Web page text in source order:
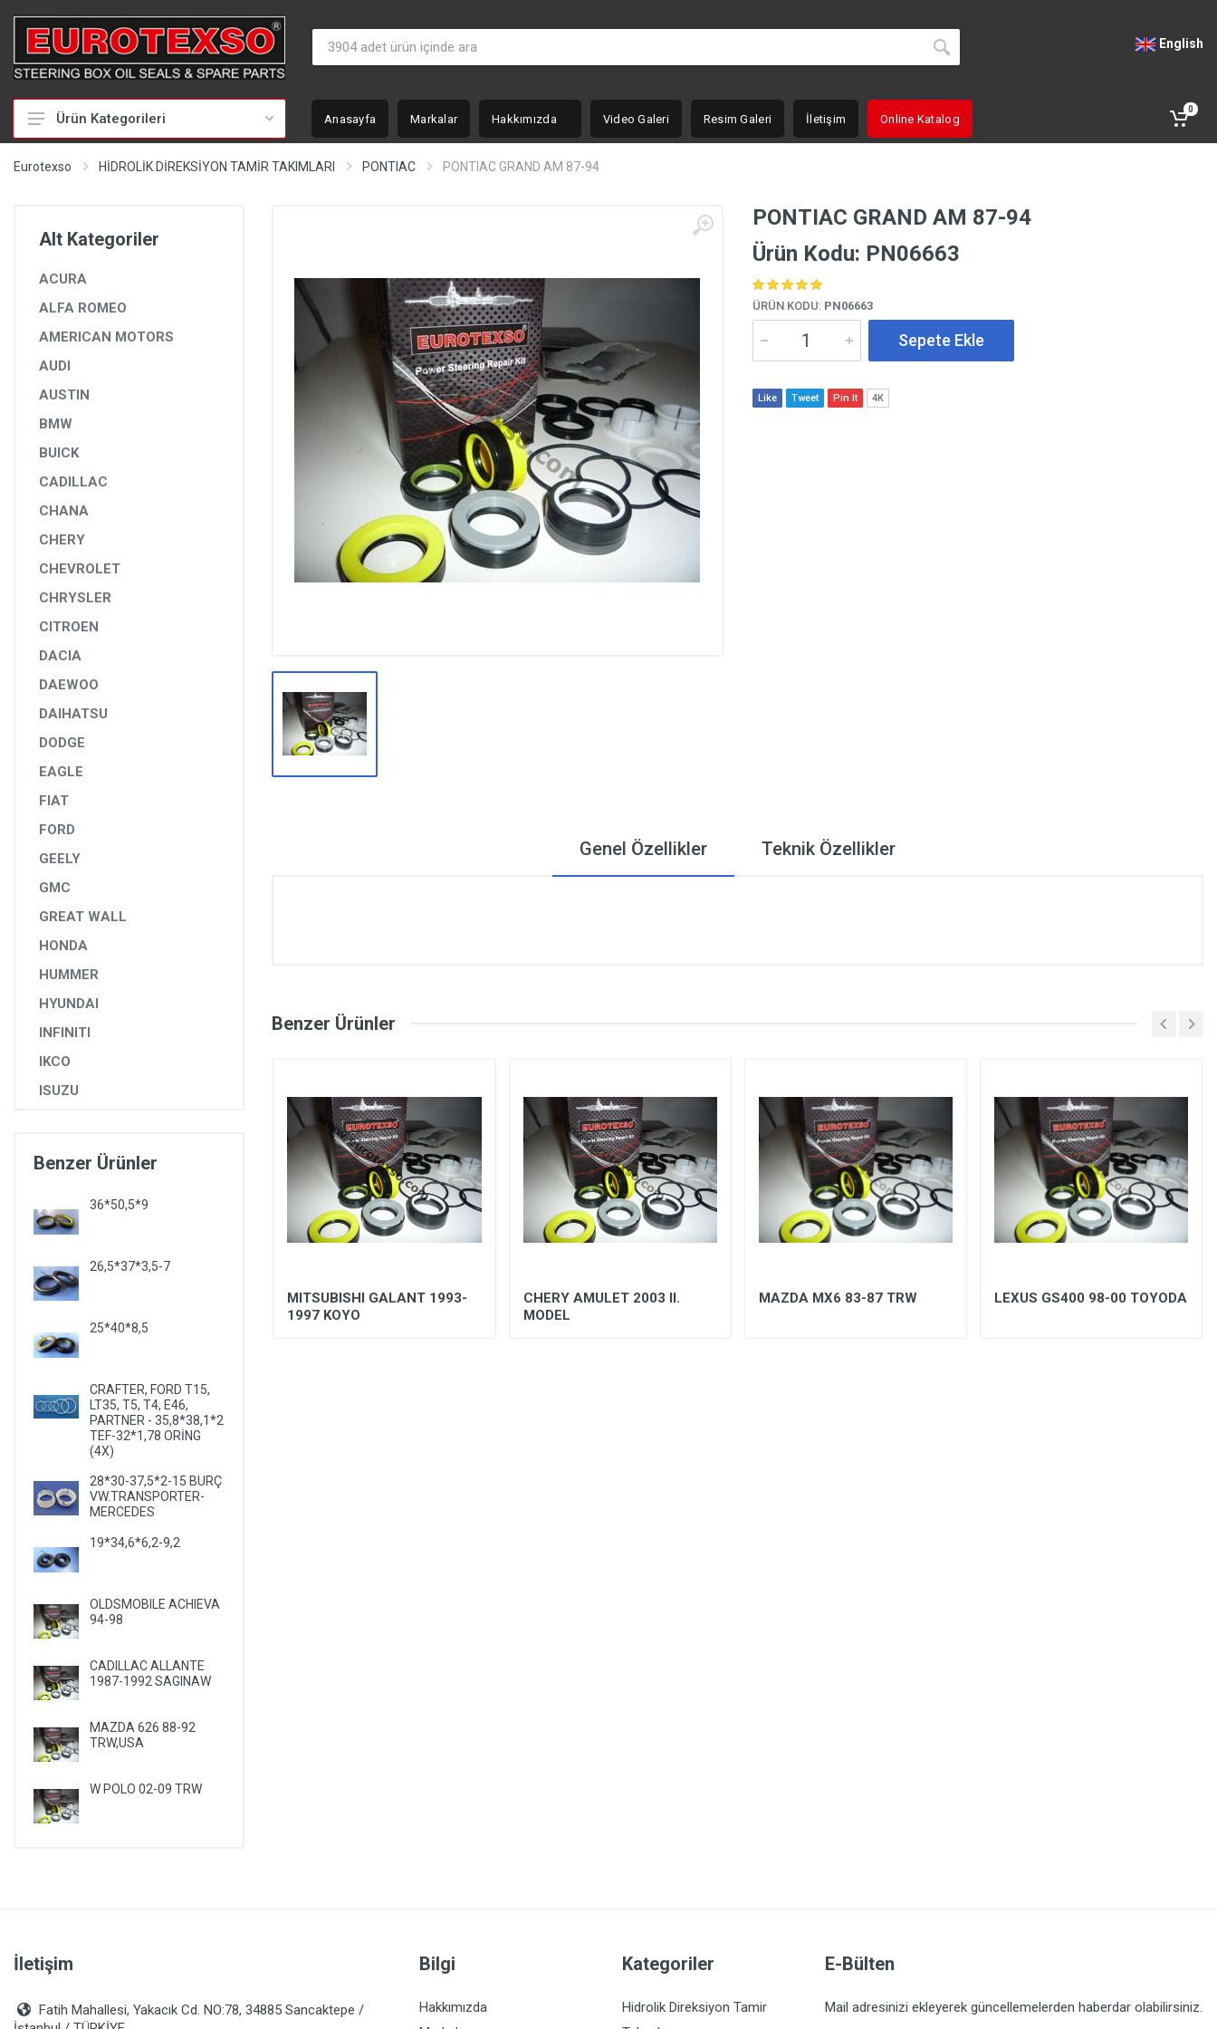
English
HİDROLİK DİREKSİYON TAMİR TAKIMLARI
POMPA YEDEK PARÇALARI
DİĞER YEDEK PARÇALAR
EPS YEDEK PARÇALARI
RULMANLAR
KÖRÜK VE KELEPÇELER
Ürün Kategorileri Anasayfa Markalar Hakkımızda Video Galeri Resim Galeri İletişim Online Katalog
0
Eurotexso HİDROLİK DİREKSİYON TAMİR TAKIMLARI PONTIAC PONTIAC GRAND AM 87-94
Alt Kategoriler
ACURA
ALFA ROMEO
AMERICAN MOTORS
AUDI
AUSTIN
BMW
BUICK
CADILLAC
CHANA
CHERY
CHEVROLET
CHRYSLER
CITROEN
DACIA
DAEWOO
DAIHATSU
DODGE
EAGLE
FIAT
FORD
GEELY
GMC
GREAT WALL
HONDA
HUMMER
HYUNDAI
INFINITI
IKCO
ISUZU
KIA
LANCIA
LAND ROVER
LEXUS
LINCOLN
MASERATI
MAZDA
MERCEDES
MITSUBISHI
OLDSMOBILE
PEUGEOT
PLYMOUTH
PONTIAC
PORSCHE
RENAULT
ROVER
SAAB
SATURN
SUBARU
TALBOT
Benzer Ürünler
36*50,5*9
26,5*37*3,5-7
25*40*8,5
CRAFTER, FORD T15,
LT35, T5, T4, E46,
PARTNER - 35,8*38,1*2
TEF-32*1,78 ORİNG
(4X)
28*30-37,5*2-15 BURÇ
VW.TRANSPORTER-
MERCEDES
19*34,6*6,2-9,2
OLDSMOBILE ACHIEVA
94-98
CADILLAC ALLANTE
1987-1992 SAGINAW
MAZDA 626 88-92
TRW,USA
W POLO 02-09 TRW
PONTIAC GRAND AM 87-94
Ürün Kodu: PN06663
ÜRÜN KODU: PN06663
Sepete Ekle
Like Tweet Pin It 4K
Genel Özellikler Teknik Özellikler
Benzer Ürünler
AŞIK - FORD CONNECT -
MITSUBISHI GALANT 1993-
1997 KOYO
CHERY AMULET 2003 II.
MODEL
MAZDA MX6 83-87 TRW LEXUS GS400 98-00 TOYODA
İletişim
Fatih Mahallesi, Yakacık Cd. NO:78, 34885 Sancaktepe /
Bilgi
Hakkımızda
Kategoriler
Hidrolik Direksiyon Tamir
E-Bülten
Mail adresinizi ekleyerek güncellemelerden haberdar olabilirsiniz.